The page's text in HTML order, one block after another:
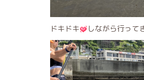
ドキドキ しながら行って